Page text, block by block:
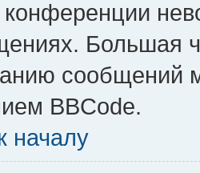
Большая
сообщений
BBCode.
началу